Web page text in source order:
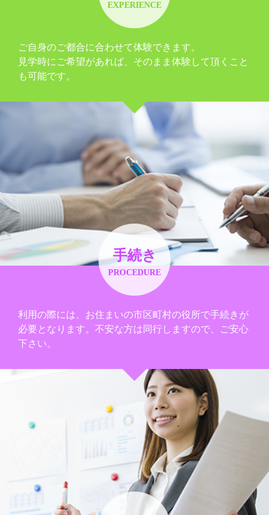
EXPERIENCE
ご自身のご都合に合わせて体験できます。
見学時にご希望があれば、そのまま体験して頂くこと
も可能です。
手続き
PROCEDURE
利用の際には、お住まいの市区町村の役所で手続きが
必要となります。不安な方は同行しますので、ご安心
下さい。